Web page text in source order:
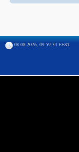
08.08.2026, 09:59:34 EEST